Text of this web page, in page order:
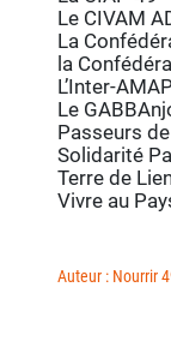
Le CIVAM
La
la
L’Inter-
Le
Passeurs
Solidarité
Terre de
Vivre au
Auteur : Nourrir